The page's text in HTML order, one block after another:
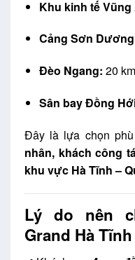
Khu kinh tế
Cảng Sơn
Đèo Ngang: 20 km
Sân bay Đồng
Đây là lựa chọn
nhân, khách công
khu vực Hà Tĩnh –
Lý do nên
Grand Hà Tĩnh